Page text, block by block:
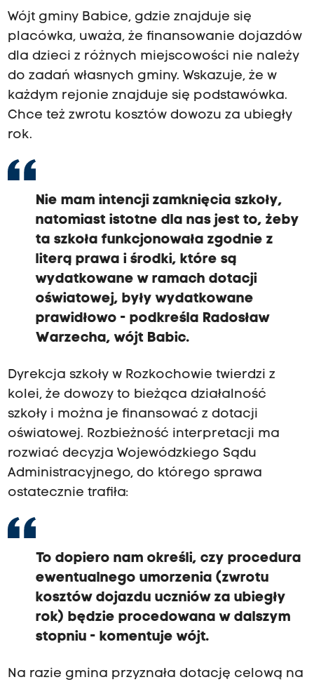
Wójt gminy Babice, gdzie znajduje się
placówka, uważa, że finansowanie dojazdów
dla dzieci z różnych miejscowości nie należy
do zadań własnych gminy. Wskazuje, że w
każdym rejonie znajduje się podstawówka.
Chce też zwrotu kosztów dowozu za ubiegły
rok.
Nie mam intencji zamknięcia szkoły,
natomiast istotne dla nas jest to, żeby
ta szkoła funkcjonowała zgodnie z
literą prawa i środki, które są
wydatkowane w ramach dotacji
oświatowej, były wydatkowane
prawidłowo - podkreśla Radosław
Warzecha, wójt Babic.
Dyrekcja szkoły w Rozkochowie twierdzi z
kolei, że dowozy to bieżąca działalność
szkoły i można je finansować z dotacji
oświatowej. Rozbieżność interpretacji ma
rozwiać decyzja Wojewódzkiego Sądu
Administracyjnego, do którego sprawa
ostatecznie trafiła:
To dopiero nam określi, czy procedura
ewentualnego umorzenia (zwrotu
kosztów dojazdu uczniów za ubiegły
rok) będzie procedowana w dalszym
stopniu - komentuje wójt.
Na razie gmina przyznała dotację celową na